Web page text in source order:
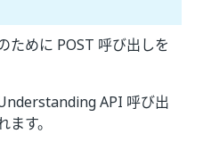
ために POST 呼び出しを
API 呼び出
す。